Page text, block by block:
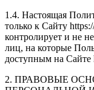
1.4. Настоящая
только к Сайту
контролирует и не
лиц, на которые
доступным на Сайте
2. ПРАВОВЫЕ